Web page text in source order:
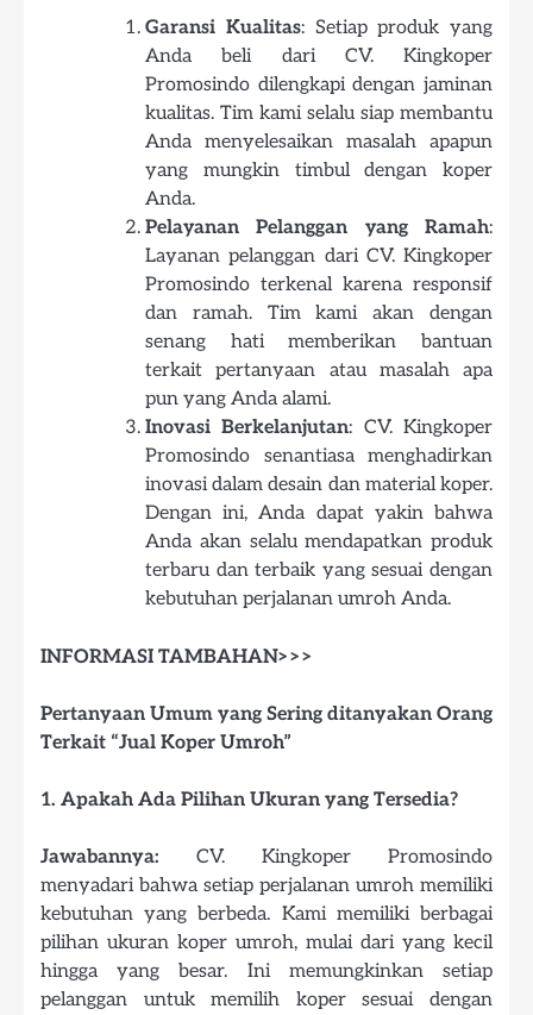
Garansi Kualitas: Setiap produk yang
Anda beli dari CV. Kingkoper
Promosindo dilengkapi dengan jaminan
kualitas. Tim kami selalu siap membantu
Anda menyelesaikan masalah apapun
yang mungkin timbul dengan koper
Anda.
Pelayanan Pelanggan yang Ramah:
Layanan pelanggan dari CV. Kingkoper
Promosindo terkenal karena responsif
dan ramah. Tim kami akan dengan
senang hati memberikan bantuan
terkait pertanyaan atau masalah apa
pun yang Anda alami.
Inovasi Berkelanjutan: CV. Kingkoper
Promosindo senantiasa menghadirkan
inovasi dalam desain dan material koper.
Dengan ini, Anda dapat yakin bahwa
Anda akan selalu mendapatkan produk
terbaru dan terbaik yang sesuai dengan
kebutuhan perjalanan umroh Anda.
INFORMASI TAMBAHAN>>>
Pertanyaan Umum yang Sering ditanyakan Orang
Terkait “Jual Koper Umroh”
1. Apakah Ada Pilihan Ukuran yang Tersedia?
Jawabannya: CV. Kingkoper Promosindo
menyadari bahwa setiap perjalanan umroh memiliki
kebutuhan yang berbeda. Kami memiliki berbagai
pilihan ukuran koper umroh, mulai dari yang kecil
hingga yang besar. Ini memungkinkan setiap
pelanggan untuk memilih koper sesuai dengan